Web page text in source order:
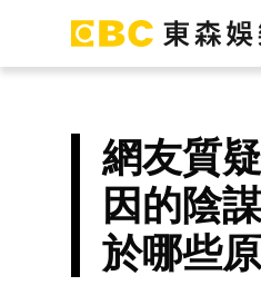
網友質
因的陰
於哪些